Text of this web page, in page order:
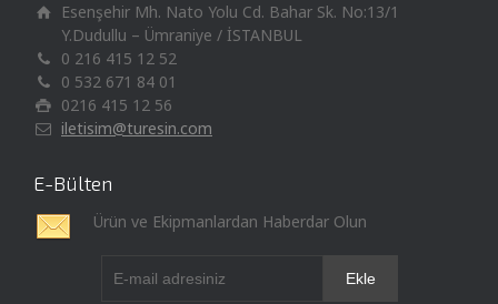
Esenşehir Mh. Nato Yolu Cd. Bahar Sk. No:13/1
Y.Dudullu – Ümraniye / İSTANBUL
0 216 415 12 52
0 532 671 84 01
0216 415 12 56
iletisim@turesin.com
E-Bülten
Ürün ve Ekipmanlardan Haberdar Olun